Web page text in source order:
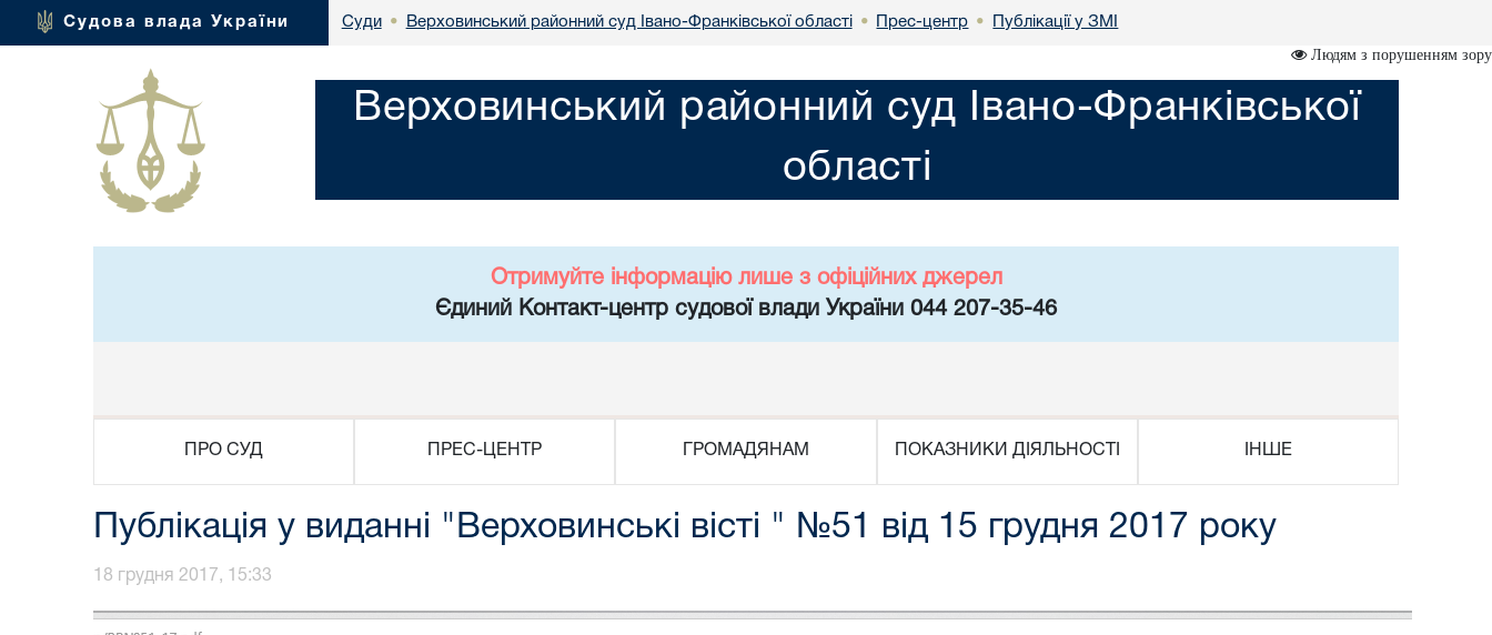
Судова влада України Суди • Верховинський районний суд Івано-Франківської області • Прес-центр • Публікації у ЗМІ
Людям з порушенням зору
Верховинський районний суд Івано-Франківської
області
Отримуйте інформацію лише з офіційних джерел
Єдиний Контакт-центр судової влади України 044 207-35-46
ПРО СУД ПРЕС-ЦЕНТР ГРОМАДЯНАМ ПОКАЗНИКИ ДІЯЛЬНОСТІ ІНШЕ
Публікація у виданні "Верховинські вісті " №51 від 15 грудня 2017 року
18 грудня 2017, 15:33